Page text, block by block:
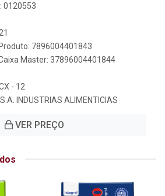
0120553
7896004401843
Master: 37896004401844
- 12
INDUSTRIAS ALIMENTICIAS
VER PREÇO